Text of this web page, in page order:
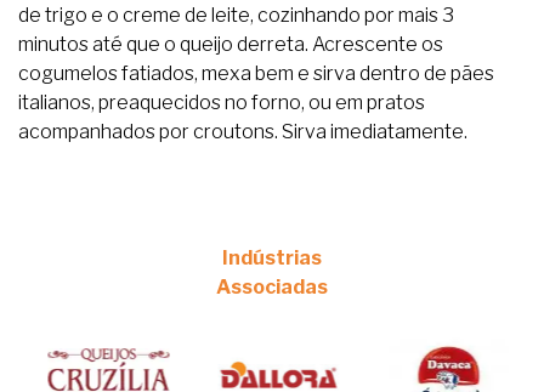
de trigo e o creme de leite, cozinhando por mais 3
minutos até que o queijo derreta. Acrescente os
cogumelos fatiados, mexa bem e sirva dentro de pães
italianos, preaquecidos no forno, ou em pratos
acompanhados por croutons. Sirva imediatamente.
Indústrias
Associadas